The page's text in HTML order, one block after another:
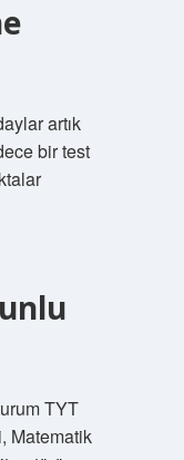
artık
bir test
TYT
Matematik